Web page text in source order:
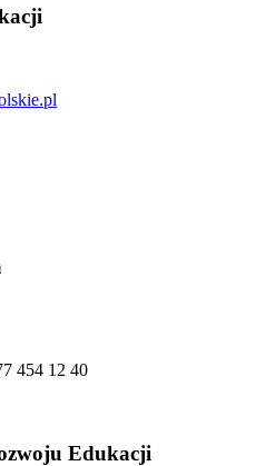
454 12 40
Edukacji